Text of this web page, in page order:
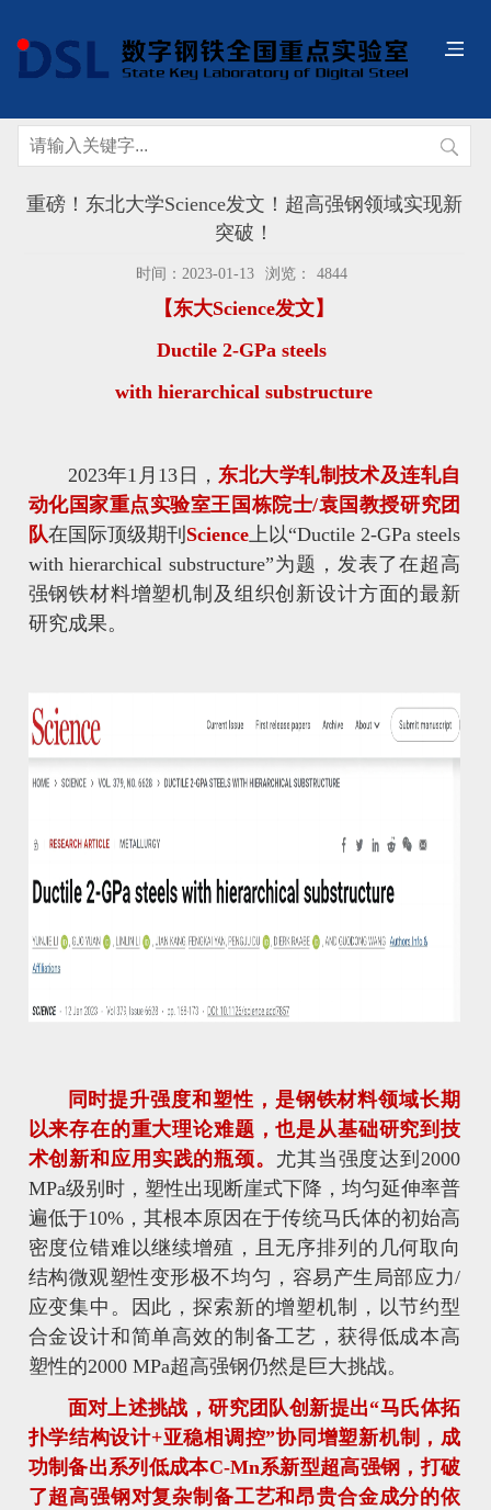
重磅！东北大学Science发文！超高强钢领域实现新
突破！
时间：2023-01-13 浏览： 4844
【东大Science发文】
Ductile 2-GPa steels
with hierarchical substructure
2023年1月13日，东北大学轧制技术及连轧自
动化国家重点实验室王国栋院士/袁国教授研究团
队在国际顶级期刊 Science上以“Ductile 2-GPa steels
with hierarchical substructure”为题，发表了在超高
强钢铁材料增塑机制及组织创新设计方面的最新
研究成果。
同时提升强度和塑性，是钢铁材料领域长期
以来存在的重大理论难题，也是从基础研究到技
术创新和应用实践的瓶颈。 尤其当强度达到2000
MPa级别时，塑性出现断崖式下降，均匀延伸率普
遍低于10%，其根本原因在于传统马氏体的初始高
密度位错难以继续增殖，且无序排列的几何取向
结构微观塑性变形极不均匀，容易产生局部应力/
应变集中。因此，探索新的增塑机制，以节约型
合金设计和简单高效的制备工艺，获得低成本高
塑性的2000 MPa超高强钢仍然是巨大挑战。
面对上述挑战，研究团队创新提出“马氏体拓
扑学结构设计+亚稳相调控”协同增塑新机制，成
功制备出系列低成本C-Mn系新型超高强钢，打破
了超高强钢对复杂制备工艺和昂贵合金成分的依